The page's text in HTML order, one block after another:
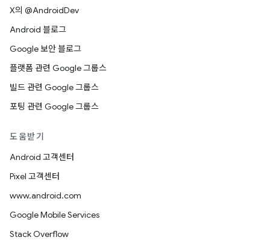
X의 @AndroidDev
Android 블로그
Google 보안 블로그
플랫폼 관련 Google 그룹스
빌드 관련 Google 그룹스
포팅 관련 Google 그룹스
도움받기
Android 고객센터
Pixel 고객센터
www.android.com
Google Mobile Services
Stack Overflow